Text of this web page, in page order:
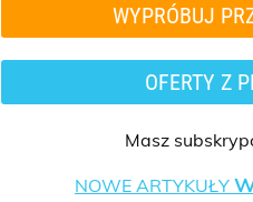
WYPRÓBUJ
OFERTY Z
Masz
NOWE ARTYKUŁY